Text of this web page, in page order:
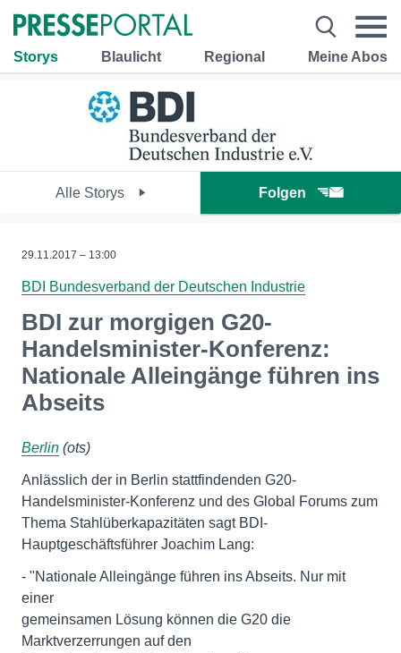
Storys Blaulicht Regional Meine Abos
Alle Storys Folgen
29.11.2017 – 13:00
BDI Bundesverband der Deutschen Industrie
BDI zur morgigen G20-
Handelsminister-Konferenz:
Nationale Alleingänge führen ins
Abseits
Berlin (ots)
Anlässlich der in Berlin stattfindenden G20-
Handelsminister-Konferenz und des Global Forums zum
Thema Stahlüberkapazitäten sagt BDI-
Hauptgeschäftsführer Joachim Lang:
- "Nationale Alleingänge führen ins Abseits. Nur mit
einer
gemeinsamen Lösung können die G20 die
Marktverzerrungen auf den